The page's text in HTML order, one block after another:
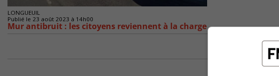
LONGUEUIL
Publié le 23 août 2023 à 14h00
Mur antibruit : les citoyens reviennent à la charge